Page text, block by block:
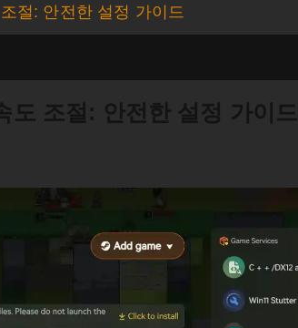
절: 안전한 설정 가이드
조절: 안전한 설정 가이드